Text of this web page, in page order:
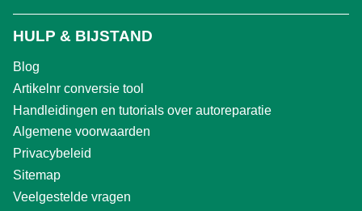
HULP & BIJSTAND
Blog
Artikelnr conversie tool
Handleidingen en tutorials over autoreparatie
Algemene voorwaarden
Privacybeleid
Sitemap
Veelgestelde vragen